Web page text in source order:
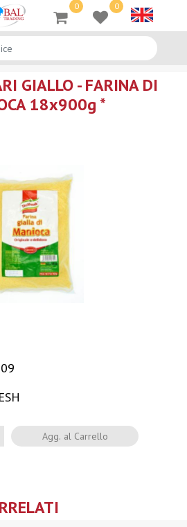
0 0
GIALLO - FARINA DI
18x900g *
QuantitàAgg. al Carrello